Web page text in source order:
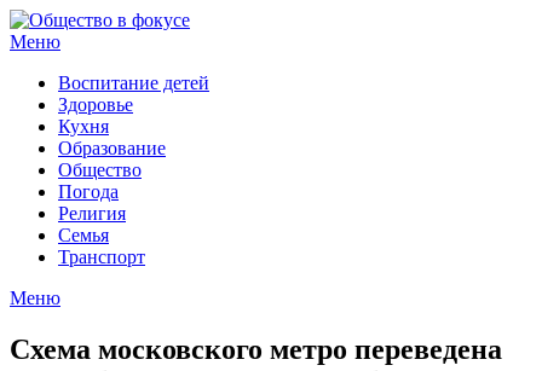
Перейти
к
Меню
Воспитание детей
Здоровье
Кухня
Образование
Общество
Погода
Религия
Семья
Транспорт
Меню
Схема московского метро переведена